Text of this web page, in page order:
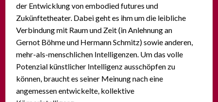
der Entwicklung von embodied futures und
Zukünftetheater. Dabei geht es ihm um die leibliche
Verbindung mit Raum und Zeit (in Anlehnung an
Gernot Böhme und Hermann Schmitz) sowie anderen,
mehr-als-menschlichen Intelligenzen. Um das volle
Potenzial künstlicher Intelligenz ausschöpfen zu
können, braucht es seiner Meinung nach eine
angemessen entwickelte, kollektive